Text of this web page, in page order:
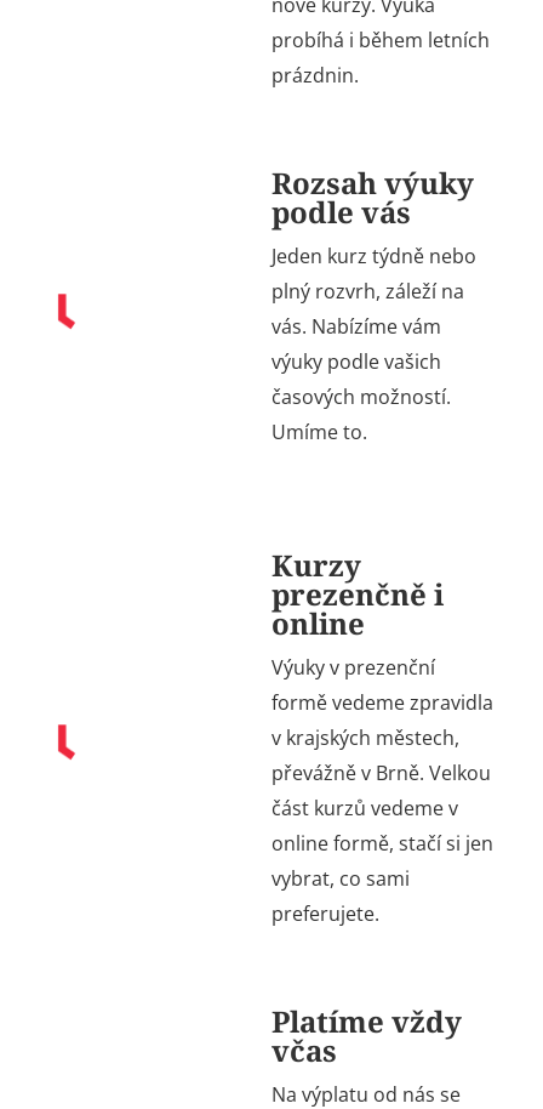
probíhá i během letních
prázdnin.​
Rozsah výuky
podle vás
Jeden kurz týdně nebo
plný rozvrh, záleží na
vás. Nabízíme vám
výuky podle vašich
časových možností.
Umíme to.
Kurzy
prezenčně i
online
Výuky v prezenční
formě vedeme zpravidla
v krajských městech,
převážně v Brně. Velkou
část kurzů vedeme v
online formě, stačí si jen
vybrat, co sami
preferujete.
Platíme vždy
včas
Na výplatu od nás se